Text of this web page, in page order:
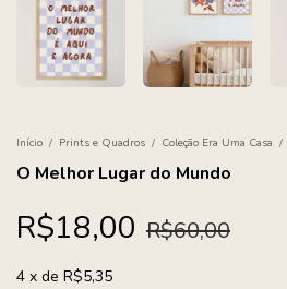
Início / Prints e Quadros / Coleção Era Uma Casa /
O Melhor Lugar do Mundo
R$18,00 R$60,00
4 x de R$5,35